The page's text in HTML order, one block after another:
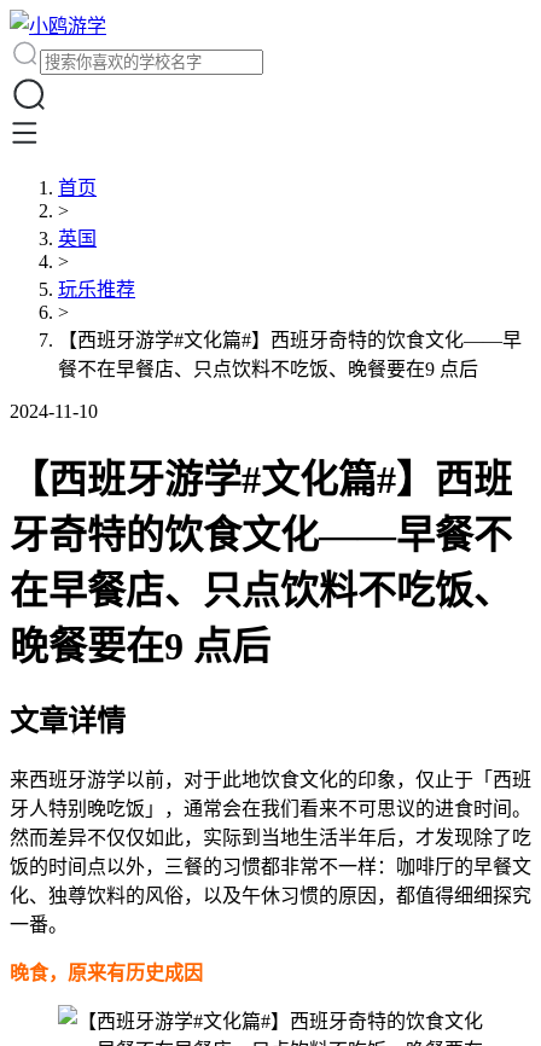
首页
>
英国
>
玩乐推荐
>
【西班牙游学#文化篇#】西班牙奇特的饮食文化——早
餐不在早餐店、只点饮料不吃饭、晚餐要在9 点后
2024-11-10
【西班牙游学#文化篇#】西班
牙奇特的饮食文化——早餐不
在早餐店、只点饮料不吃饭、
晚餐要在9 点后
文章详情
来西班牙游学以前，对于此地饮食文化的印象，仅止于「西班
牙人特别晚吃饭」，通常会在我们看来不可思议的进食时间。
然而差异不仅仅如此，实际到当地生活半年后，才发现除了吃
饭的时间点以外，三餐的习惯都非常不一样：咖啡厅的早餐文
化、独尊饮料的风俗，以及午休习惯的原因，都值得细细探究
一番。
晚食，原来有历史成因